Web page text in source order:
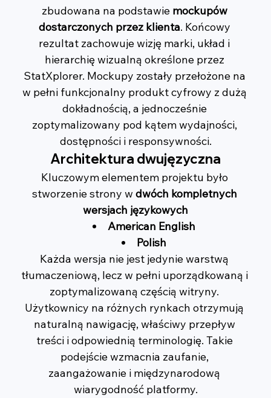
zbudowana na podstawie mockupów
dostarczonych przez klienta. Końcowy
rezultat zachowuje wizję marki, układ i
hierarchię wizualną określone przez
StatXplorer. Mockupy zostały przełożone na
w pełni funkcjonalny produkt cyfrowy z dużą
dokładnością, a jednocześnie
zoptymalizowany pod kątem wydajności,
dostępności i responsywności.
Architektura dwujęzyczna
Kluczowym elementem projektu było
stworzenie strony w dwóch kompletnych
wersjach językowych
American English
Polish
Każda wersja nie jest jedynie warstwą
tłumaczeniową, lecz w pełni uporządkowaną i
zoptymalizowaną częścią witryny.
Użytkownicy na różnych rynkach otrzymują
naturalną nawigację, właściwy przepływ
treści i odpowiednią terminologię. Takie
podejście wzmacnia zaufanie,
zaangażowanie i międzynarodową
wiarygodność platformy.